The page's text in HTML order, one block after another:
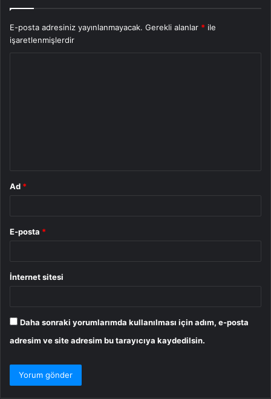
E-posta adresiniz yayınlanmayacak. Gerekli alanlar * ile
işaretlenmişlerdir
Ad *
E-posta *
İnternet sitesi
Daha sonraki yorumlarımda kullanılması için adım, e-posta
adresim ve site adresim bu tarayıcıya kaydedilsin.